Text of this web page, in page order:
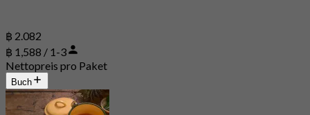
฿ 2.082
฿ 1,588 / 1-3
Nettopreis pro Paket
Buch